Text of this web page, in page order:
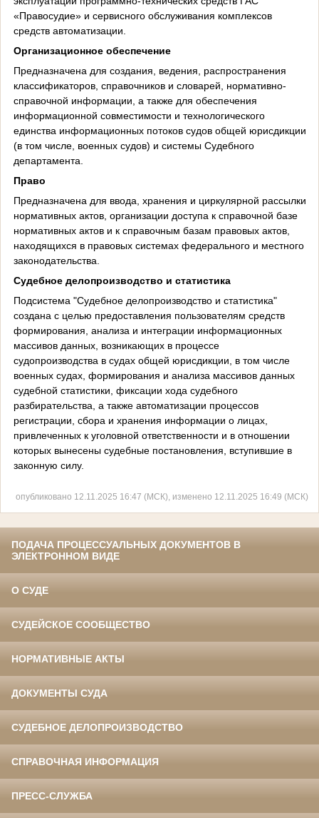
«Правосудие» и сервисного обслуживания комплексов
средств автоматизации.
Организационное обеспечение
Предназначена для создания, ведения, распространения
классификаторов, справочников и словарей, нормативно-
справочной информации, а также для обеспечения
информационной совместимости и технологического
единства информационных потоков судов общей юрисдикции
(в том числе, военных судов) и системы Судебного
департамента.
Право
Предназначена для ввода, хранения и циркулярной рассылки
нормативных актов, организации доступа к справочной базе
нормативных актов и к справочным базам правовых актов,
находящихся в правовых системах федерального и местного
законодательства.
Судебное делопроизводство и статистика
Подсистема "Судебное делопроизводство и статистика"
создана с целью предоставления пользователям средств
формирования, анализа и интеграции информационных
массивов данных, возникающих в процессе
судопроизводства в судах общей юрисдикции, в том числе
военных судах, формирования и анализа массивов данных
судебной статистики, фиксации хода судебного
разбирательства, а также автоматизации процессов
регистрации, сбора и хранения информации о лицах,
привлеченных к уголовной ответственности и в отношении
которых вынесены судебные постановления, вступившие в
законную силу.
опубликовано 12.11.2025 16:47 (МСК), изменено 12.11.2025 16:49 (МСК)
ПОДАЧА ПРОЦЕССУАЛЬНЫХ ДОКУМЕНТОВ В
ЭЛЕКТРОННОМ ВИДЕ
О СУДЕ
СУДЕЙСКОЕ СООБЩЕСТВО
НОРМАТИВНЫЕ АКТЫ
ДОКУМЕНТЫ СУДА
СУДЕБНОЕ ДЕЛОПРОИЗВОДСТВО
СПРАВОЧНАЯ ИНФОРМАЦИЯ
ПРЕСС-СЛУЖБА